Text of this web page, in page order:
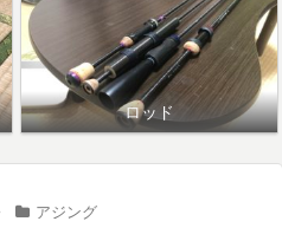
ロッド
アジング